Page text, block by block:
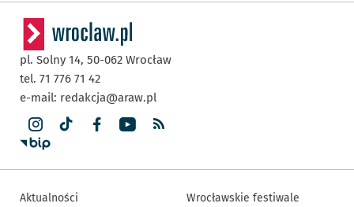
pl. Solny 14, 50-062 Wrocław
tel. 71 776 71 42
e-mail: redakcja@araw.pl
Aktualności
Wrocławskie festiwale